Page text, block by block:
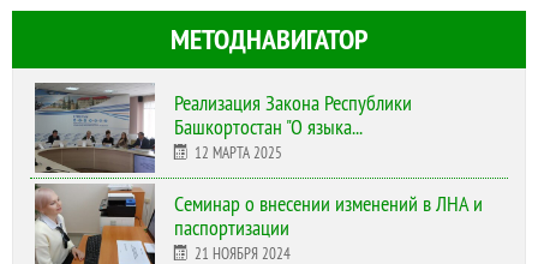
МЕТОДНАВИГАТОР
Реализация Закона Республики
Башкортостан "О языка...
12 МАРТА 2025
Cеминар о внесении изменений в ЛНА и
паспортизации
21 НОЯБРЯ 2024